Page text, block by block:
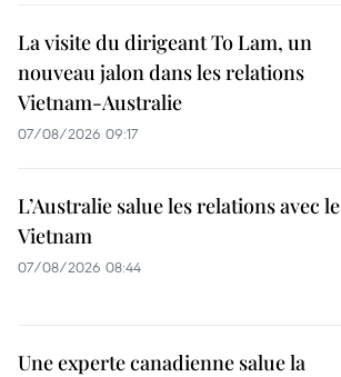
La visite du dirigeant To Lam, un
nouveau jalon dans les relations
Vietnam-Australie
07/08/2026 09:17
L’Australie salue les relations avec le
Vietnam
07/08/2026 08:44
Une experte canadienne salue la